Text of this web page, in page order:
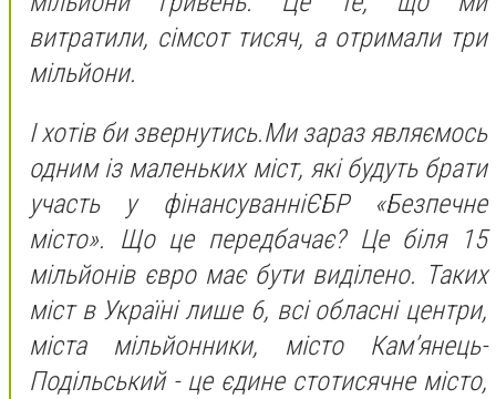
витратили, сімсот тисяч, а отримали три
мільйони.
Іхотів би звернутись.Ми зараз являємось
одним із маленьких міст, якібудуть брати
участь у фінансуванніЄБР «Безпечне
місто». Що це передбачає? Це біля 15
мільйонів євромає бути виділено. Таких
міст в Україні лише 6, всі обласні центри,
міста мільйонники, місто Кам’янець-
Подільський - це єдине стотисячне місто,